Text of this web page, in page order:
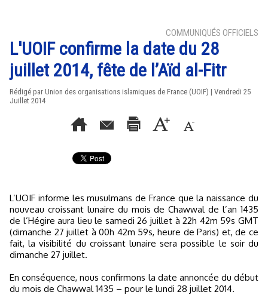
COMMUNIQUÉS OFFICIELS
L'UOIF confirme la date du 28
juillet 2014, fête de l’Aïd al-Fitr
Rédigé par Union des organisations islamiques de France (UOIF) | Vendredi 25
Juillet 2014
L’UOIF informe les musulmans de France que la naissance du
nouveau croissant lunaire du mois de Chawwal de l’an 1435
de l’Hégire aura lieu le samedi 26 juillet à 22h 42m 59s GMT
(dimanche 27 juillet à 00h 42m 59s, heure de Paris) et, de ce
fait, la visibilité du croissant lunaire sera possible le soir du
dimanche 27 juillet.
En conséquence, nous confirmons la date annoncée du début
du mois de Chawwal 1435 – pour le lundi 28 juillet 2014.